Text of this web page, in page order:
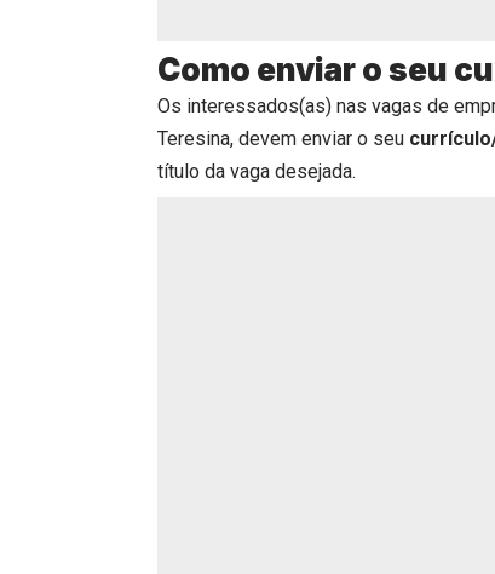
Como enviar o seu
Os interessados(as) nas vagas de
Teresina, devem enviar o seu
título da vaga desejada.